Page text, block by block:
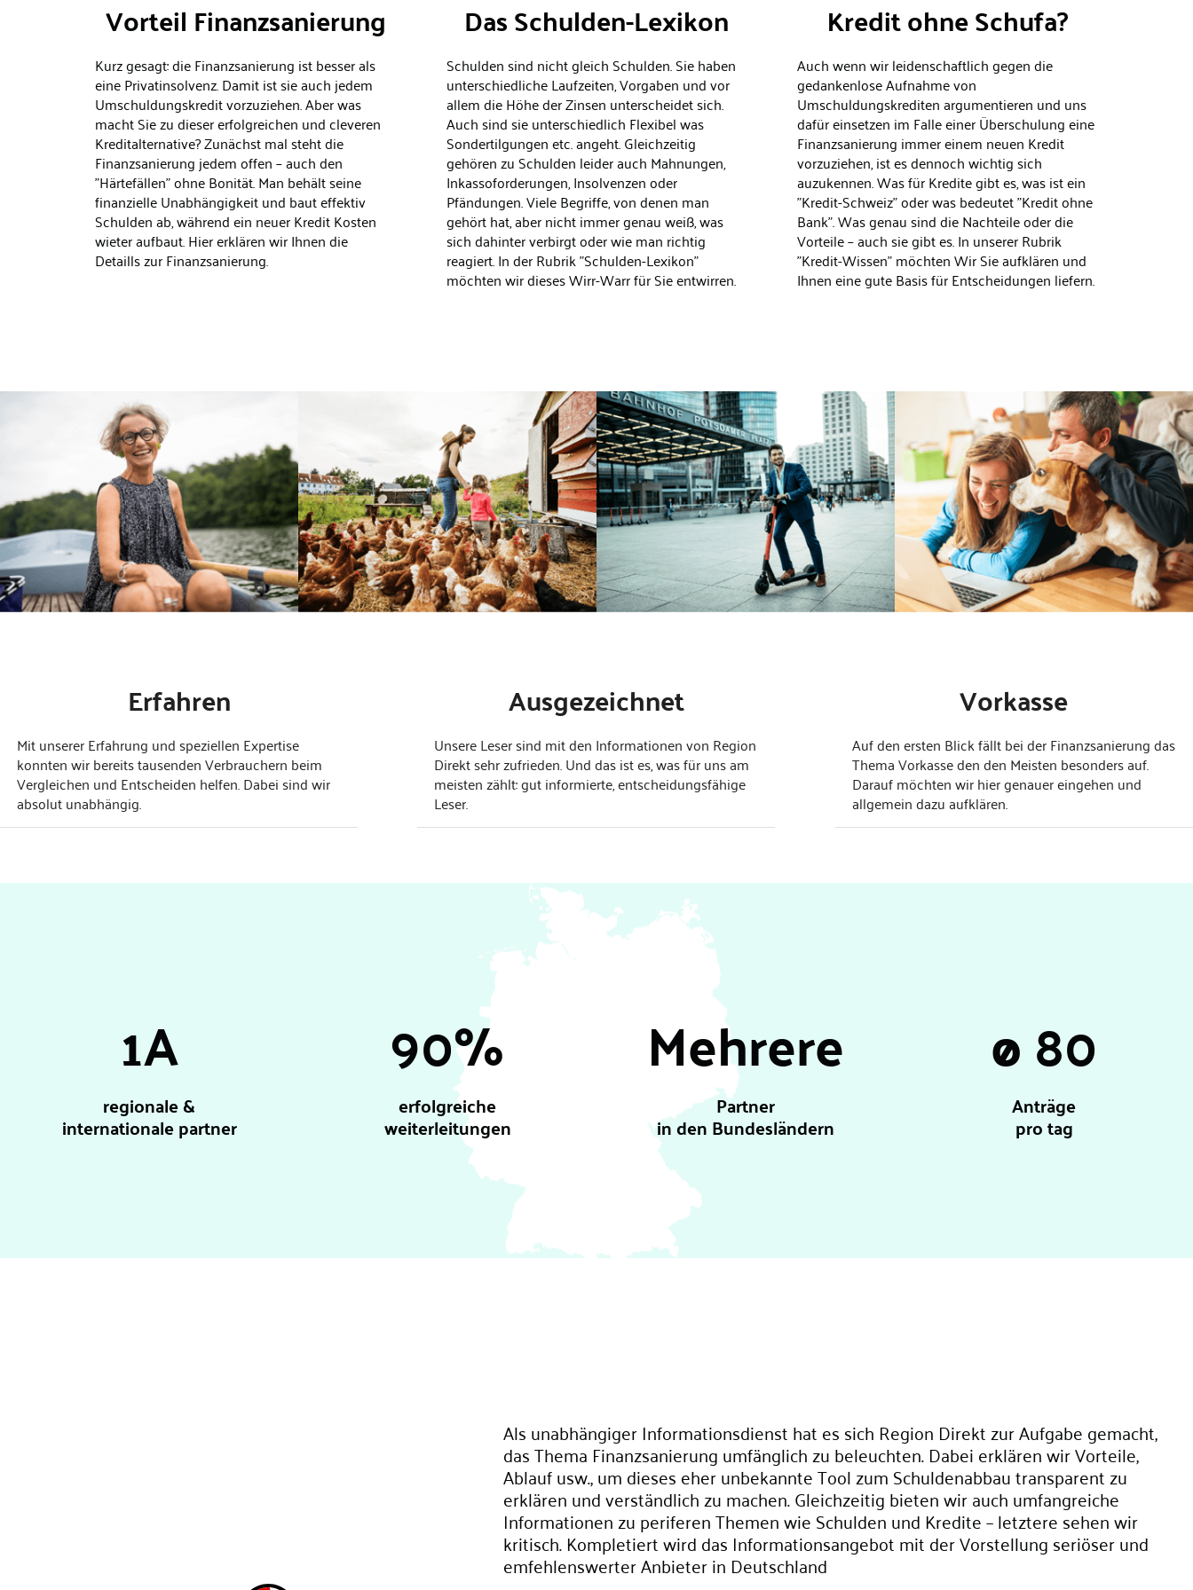
Vorteil Finanzsanierung
Kurz gesagt: dieFinanzsanierung ist besser als
eine Privatinsolvenz. Damit ist sie auch jedem
Umschuldungskredit vorzuziehen. Aber was
macht Sie zu dieser erfolgreichen und cleveren
Kreditalternative? Zunächst mal steht die
Finanzsanierung jedem offen – auch den
"Härtefällen" ohne Bonität. Man behält seine
finanzielle Unabhängigkeit und baut effektiv
Schulden ab, während ein neuer Kredit Kosten
wieter aufbaut.Hiererklären wir Ihnen die
Detaills zurFinanzsanierung.
Das Schulden-Lexikon
Schulden sind nicht gleich Schulden. Sie haben
unterschiedliche Laufzeiten, Vorgaben und vor
allem die Höhe der Zinsen unterscheidet sich.
Auch sind sie unterschiedlich Flexibel was
Sondertilgungen etc. angeht. Gleichzeitig
gehören zu Schulden leider auch Mahnungen,
Inkassoforderungen,Insolvenzenoder
Pfändungen. Viele Begriffe, von denen man
gehört hat, aber nicht immer genau weiß, was
sich dahinter verbirgt oder wie man richtig
reagiert. In der Rubrik "Schulden-Lexikon"
möchten wir dieses Wirr-Warr für Sie entwirren.
Kredit ohne Schufa?
Auch wenn wir leidenschaftlich gegen die
gedankenlose Aufnahme von
Umschuldungskrediten argumentieren und uns
dafür einsetzen im Falle einer Überschulung eine
Finanzsanierung immer einem neuen Kredit
vorzuziehen, ist es dennoch wichtig sich
auzukennen. Was für Kredite gibt es, was ist ein
"Kredit-Schweiz" oder was bedeutet "Kredit ohne
Bank". Was genau sind die Nachteile oder die
Vorteile – auch sie gibt es. In unserer Rubrik
"Kredit-Wissen" möchten Wir Sie aufklären und
Ihnen eine gute Basis für Entscheidungen liefern.
Erfahren
Mit unserer Erfahrung und speziellen Expertise
konnten wir bereits tausenden Verbrauchern beim
Vergleichen und Entscheiden helfen. Dabei sind wir
absolut unabhängig.
Ausgezeichnet
Unsere Leser sind mit den Informationen von Region
Direkt sehr zufrieden. Und das ist es, was für uns am
meisten zählt: gut informierte, entscheidungsfähige
Leser.
Vorkasse
Auf den ersten Blick fällt bei der Finanzsanierung das
Thema Vorkasse den den Meisten besonders auf.
Darauf möchten wir hier genauer eingehen und
allgemein dazu aufklären.
1A
regionale &
internationale partner
90%
erfolgreiche
weiterleitungen
Mehrere
Partner
in den Bundesländern
ø 80
Anträge
pro tag
Als unabhängiger Informationsdienst hat es sich Region Direkt zur Aufgabe gemacht,
das Thema Finanzsanierung umfänglich zu beleuchten. Dabei erklären wir Vorteile,
Ablauf usw., um dieses eher unbekannte Tool zum Schuldenabbau transparent zu
erklären und verständlich zu machen. Gleichzeitig bieten wir auch umfangreiche
Informationen zu periferen Themen wie Schulden und Kredite ­– letztere sehen wir
kritisch. Kompletiert wird das Informationsangebot mit der Vorstellung seriöser und
emfehlenswerter Anbieter in Deutschland